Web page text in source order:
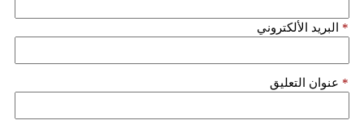
البريد الألكتروني *
عنوان التعليق *